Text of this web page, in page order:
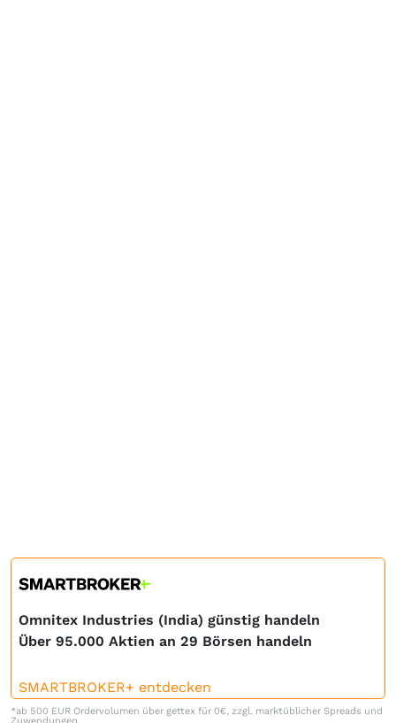
Omnitex Industries (India) günstig handeln
Über 95.000 Aktien an 29 Börsen handeln
SMARTBROKER+ entdecken
*ab 500 EUR Ordervolumen über gettex für 0€, zzgl. marktüblicher Spreads und
Zuwendungen